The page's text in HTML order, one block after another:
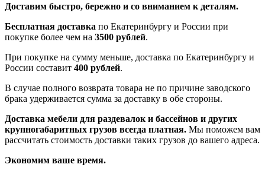
Доставим быстро, бережно и со вниманием к деталям.
Бесплатная доставка по Екатеринбургу и России при
покупке более чем на 3500 рублей.
При покупке на сумму меньше, доставка по Екатеринбургу и
России составит 400 рублей.
В случае полного возврата товара не по причине заводского
брака удерживается сумма за доставку в обе стороны.
Доставка мебели для раздевалок и бассейнов и других
крупногабаритных грузов всегда платная. Мы поможем вам
рассчитать стоимость доставки таких грузов до вашего адреса.
Экономим ваше время.